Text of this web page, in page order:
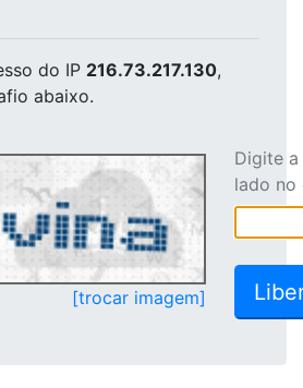
do IP 216.73.217.130,
abaixo.
[trocar imagem]
Digite
lado no